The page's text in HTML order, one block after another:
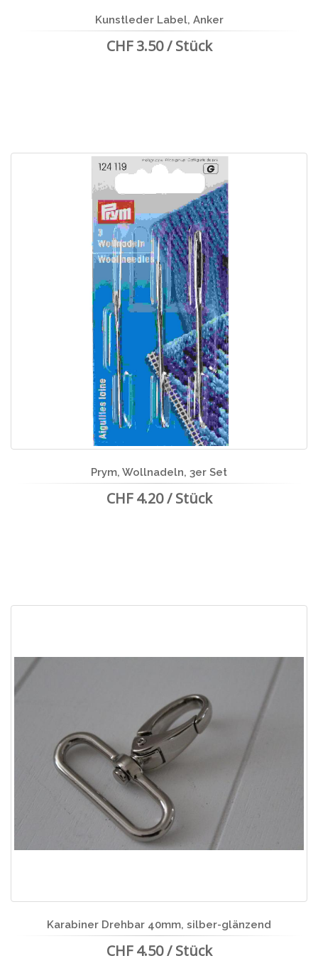
Kunstleder Label, Anker
CHF 3.50 / Stück
Prym, Wollnadeln, 3er Set
CHF 4.20 / Stück
Karabiner Drehbar 40mm, silber-glänzend
CHF 4.50 / Stück